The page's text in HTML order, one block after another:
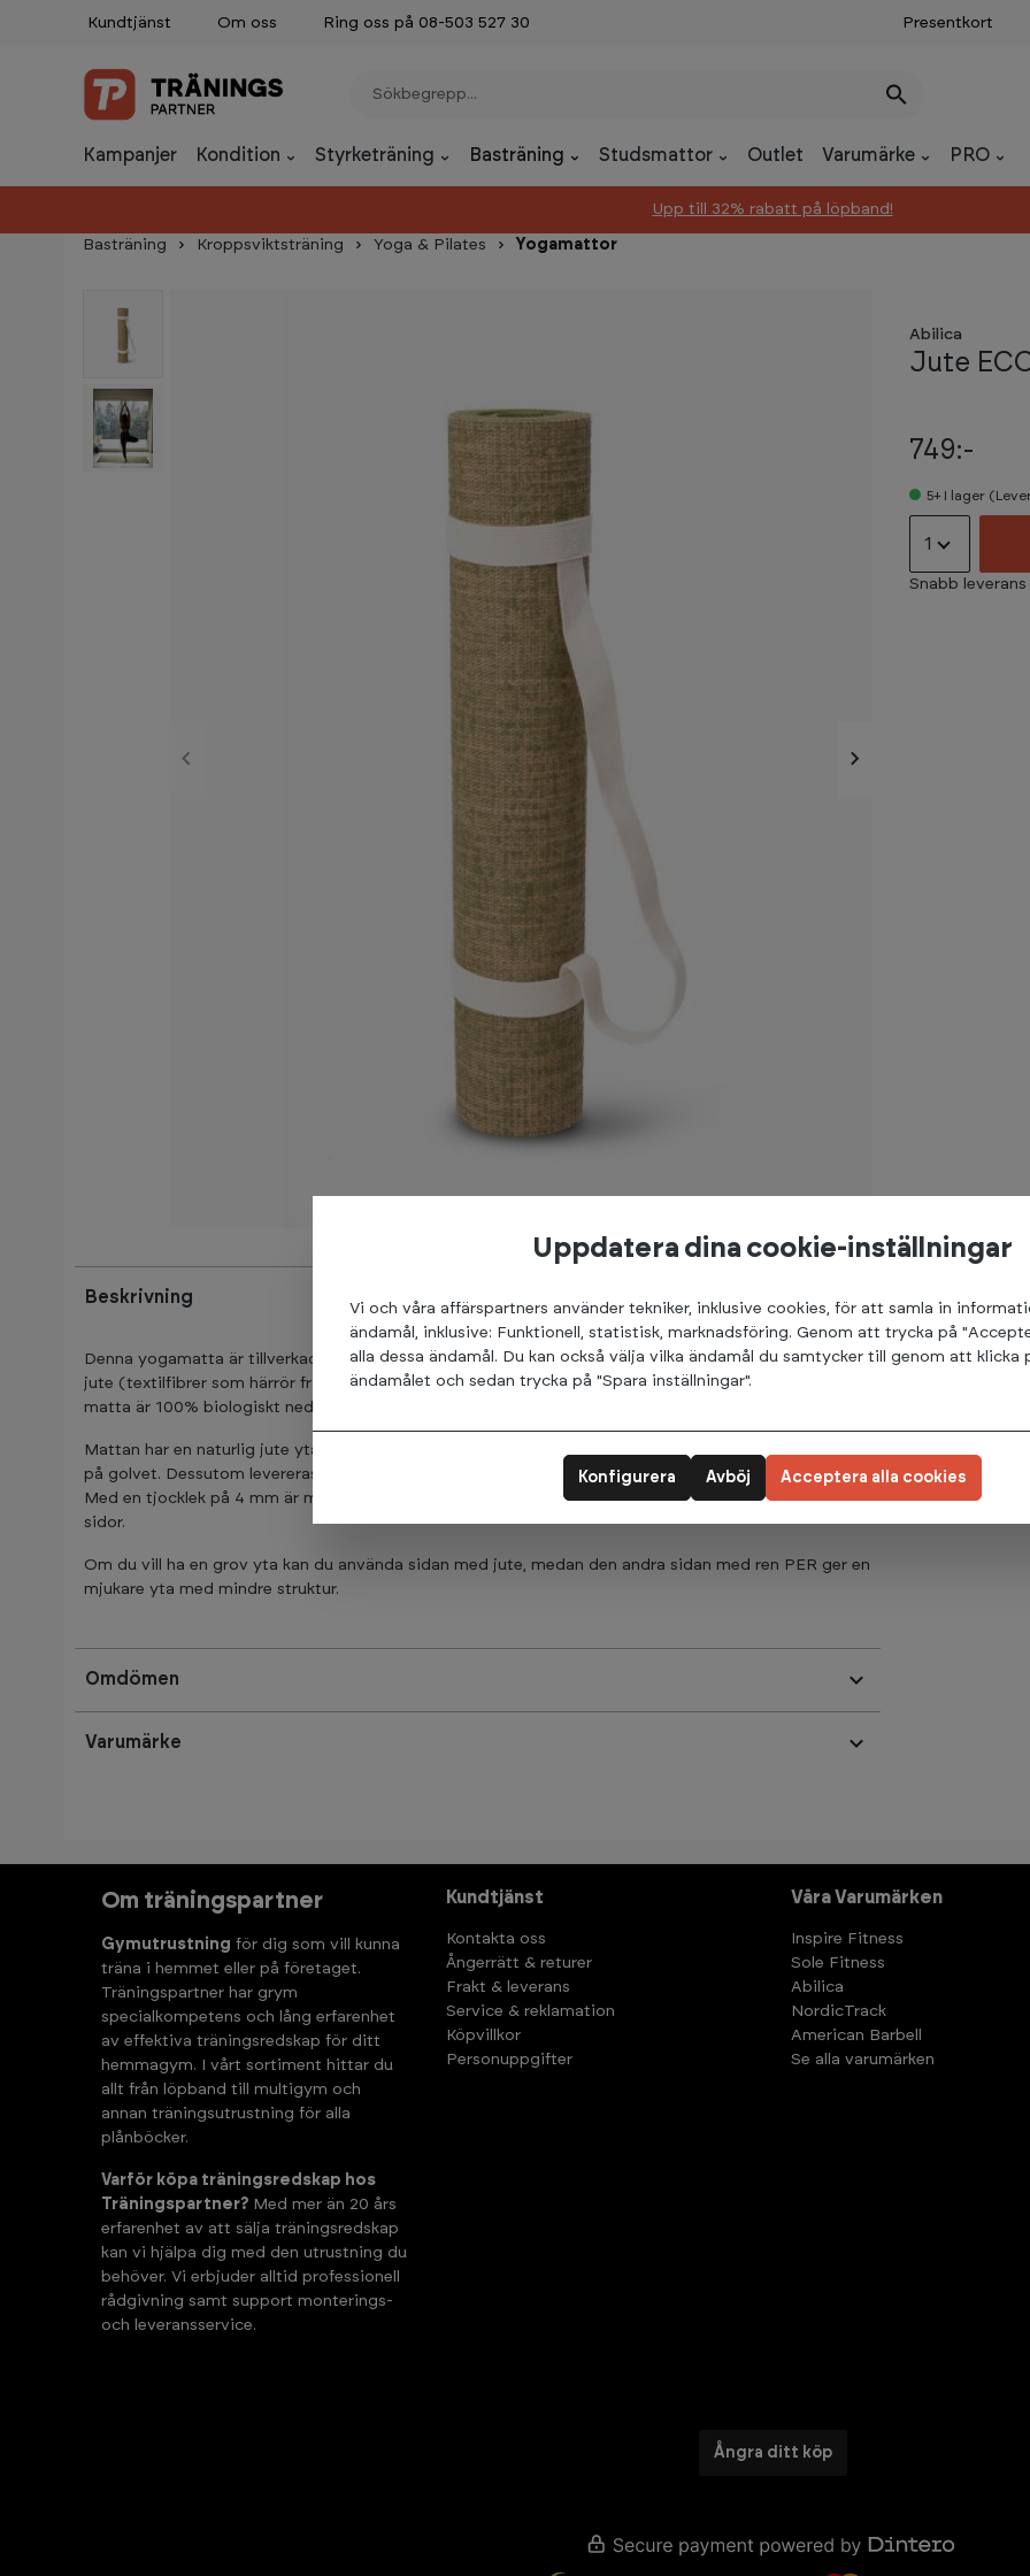
to main content
Skip to search
Skip to main navigation
Kundtjänst Om oss Ring oss på 08-503 527 30 Presentkort
Kampanjer Kondition Styrketräning Basträning Studsmattor Outlet Varumärke PRO
Upp till 32% rabatt på löpband!
Basträning Kroppsviktsträning Yoga & Pilates Yogamattor
Beskrivning
Denna yogamatta är tillverkad av en miljövänlig PER (Polymer Environmental Resin) och naturliga
jute (textilfibrer som härrör från juteväxtstammar). Jute är en snabbväxande växt som gör att denna
matta är 100% biologiskt nedbrytbar.
Mattan har en naturlig jute yta som ger bra grepp för händer och fötter, samtidigt som den är stabil
på golvet. Dessutom levereras mattan med en bärrem i 100% oblekt bomull och är 175 x 61 cm stor.
Med en tjocklek på 4 mm är mattan mjuk och bekväm att ligga på och den kan användas på båda
sidor.
Om du vill ha en grov yta kan du använda sidan med jute, medan den andra sidan med ren PER ger en
mjukare yta med mindre struktur.
Omdömen
Varumärke
Abilica
Jute
749:-
5+ I lager
1
Snabb leverans
Om träningspartner
Gymutrustning för dig som vill kunna
träna i hemmet eller på företaget.
Träningspartner har grym
specialkompetens och lång erfarenhet
av effektiva träningsredskap för ditt
hemmagym. I vårt sortiment hittar du
allt från löpband till multigym och
annan träningsutrustning för alla
plånböcker.
Varför köpa träningsredskap hos
Träningspartner? Med mer än 20 års
erfarenhet av att sälja träningsredskap
kan vi hjälpa dig med den utrustning du
behöver. Vi erbjuder alltid professionell
rådgivning samt support monterings-
och leveransservice.
Kundtjänst
Kontakta oss
Ångerrätt & returer
Frakt & leverans
Service & reklamation
Köpvillkor
Personuppgifter
Våra Varumärken
Inspire Fitness
Sole Fitness
Abilica
NordicTrack
American Barbell
Se alla varumärken
Ångra ditt köp
Uppdatera dina cookie-inställningar
Vi och våra affärspartners använder tekniker, inklusive cookies, för att samla in
ändamål, inklusive: Funktionell, statistisk, marknadsföring. Genom att trycka på
alla dessa ändamål. Du kan också välja vilka ändamål du samtycker till genom att klicka
ändamålet och sedan trycka på "Spara inställningar".
Avböj
Konfigurera Acceptera alla cookies